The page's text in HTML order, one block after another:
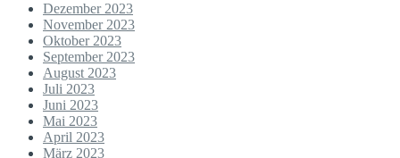
Dezember 2023
November 2023
Oktober 2023
September 2023
August 2023
Juli 2023
Juni 2023
Mai 2023
April 2023
März 2023